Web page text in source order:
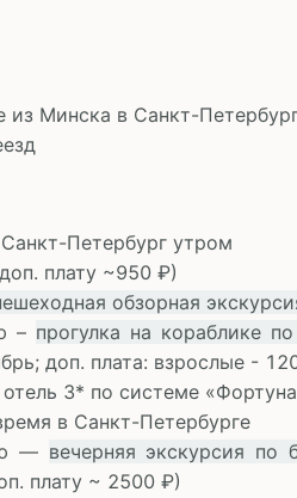
из Минска в Санкт-
Петербург утром
плату ~950 ₽)
обзорная
– прогулка на кораблике
доп. плата: взрослые -
отель 3* по системе
в Санкт-Петербурге
— вечерняя экскурсия по
плату ~ 2500 ₽)